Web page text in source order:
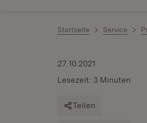
Startseite Service
27.10.2021
Lesezeit: 3 Minuten
Teilen